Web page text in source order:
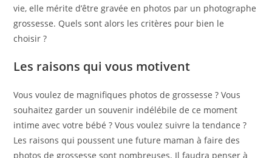
vie, elle mérite d’être gravée en photos par un photographe
grossesse. Quels sont alors les critères pour bien le
choisir ?
Les raisons qui vous motivent
Vous voulez de magnifiques photos de grossesse ? Vous
souhaitez garder un souvenir indélébile de ce moment
intime avec votre bébé ? Vous voulez suivre la tendance ?
Les raisons qui poussent une future maman à faire des
photos de grossesse sont nombreuses. Il faudra penser à